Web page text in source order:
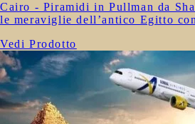
Cairo - Piramidi in Pullman da
le meraviglie dell’antico Egitto
Vedi Prodotto